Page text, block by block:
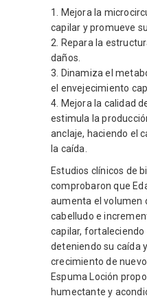
1. Mejora la
capilar y promueve
2. Repara la
daños.
3. Dinamiza el
el envejecimiento
4. Mejora la calidad
estimula la
anclaje, haciendo el
la caída.
Estudios clínicos de
comprobaron que
aumenta el volumen
cabelludo e
capilar, fortaleciendo
deteniendo su caída
crecimiento de
Espuma Loción
humectante y